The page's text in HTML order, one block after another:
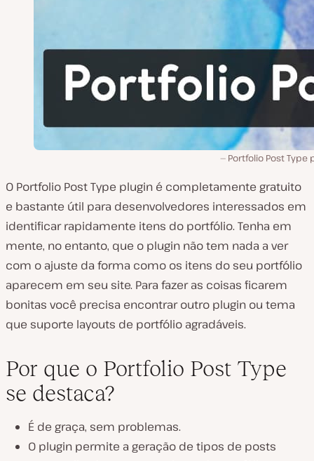
Portfolio Post Type
O Portfolio Post Type plugin é completamente gratuito
e bastante útil para desenvolvedores interessados em
identificar rapidamente itens do portfólio. Tenha em
mente, no entanto, que o plugin não tem nada a ver
com o ajuste da forma como os itens do seu portfólio
aparecem em seu site. Para fazer as coisas ficarem
bonitas você precisa encontrar outro plugin ou tema
que suporte layouts de portfólio agradáveis.
Por que o Portfolio Post Type
se destaca?
É de graça, sem problemas.
O plugin permite a geração de tipos de posts